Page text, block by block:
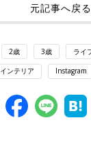
元記事へ戻る
2歳 3歳 ライ
インテリア Instagram